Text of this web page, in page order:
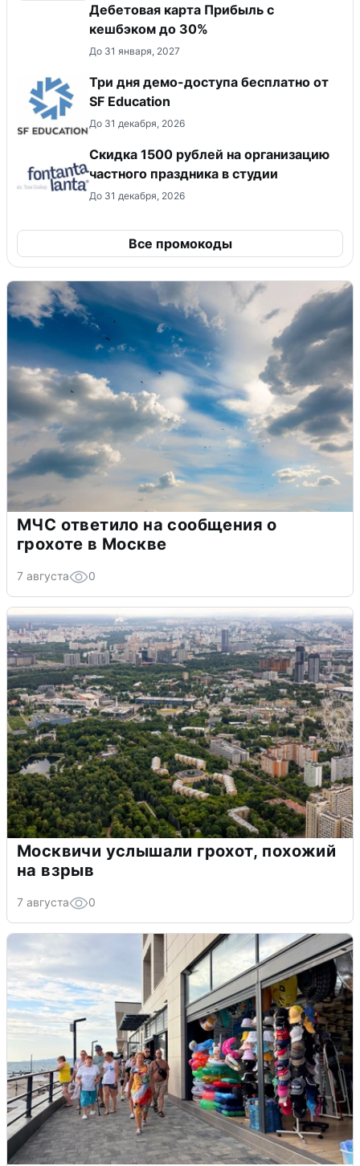
Дебетовая карта Прибыль с
кешбэком до 30%
До 31 января, 2027
Три дня демо-доступа бесплатно от
SF Education
До 31 декабря, 2026
Cкидка 1500 рублей на организацию
частного праздника в студии
До 31 декабря, 2026
Все промокоды
МЧС ответило на сообщения о
грохоте в Москве
7 августа 0
Москвичи услышали грохот, похожий
на взрыв
7 августа 0